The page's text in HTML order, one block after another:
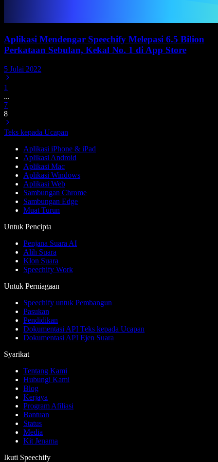
Aplikasi Mendengar Speechify Melepasi 6.5 Bilion
Perkataan Sebulan, Kekal No. 1 di App Store
5 Julai 2022
1
...
7
8
Teks kepada Ucapan
Aplikasi iPhone & iPad
Aplikasi Android
Aplikasi Mac
Aplikasi Windows
Aplikasi Web
Sambungan Chrome
Sambungan Edge
Muat Turun
Untuk Pencipta
Penjana Suara AI
Alih Suara
Klon Suara
Speechify Work
Untuk Perniagaan
Speechify untuk Pembangun
Pasukan
Pendidikan
Dokumentasi API Teks kepada Ucapan
Dokumentasi API Ejen Suara
Syarikat
Tentang Kami
Hubungi Kami
Blog
Kerjaya
Program Afiliasi
Bantuan
Status
Media
Kit Jenama
Ikuti Speechify